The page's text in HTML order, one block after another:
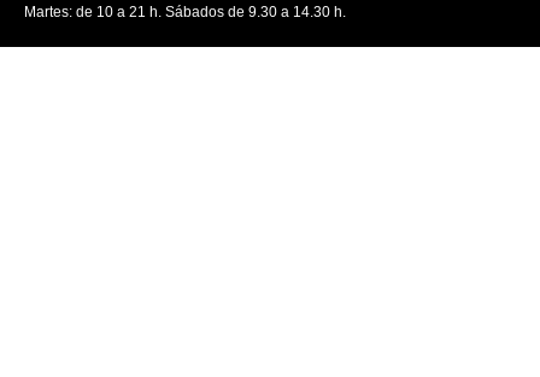
Martes: de 10 a 21 h. Sábados de 9.30 a 14.30 h.